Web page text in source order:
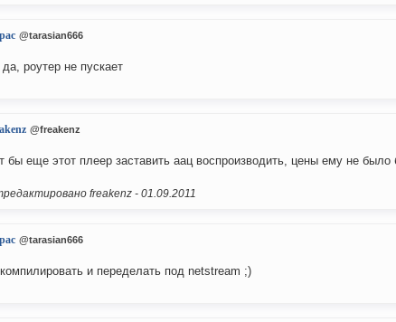
@tarasian666
да, роутер не пускает
@freakenz
бы еще этот плеер заставить аац воспроизводить, цены ему не было
freakenz - 01.09.2011
@tarasian666
и переделать под netstream ;)